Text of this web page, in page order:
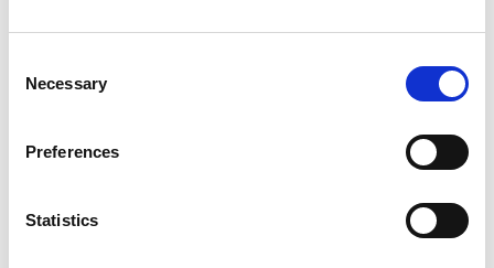
Selection
Necessary
Preferences
Statistics
OCR
Basket Analysis
Potrebbero interessarti